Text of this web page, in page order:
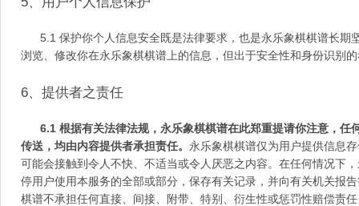
5.1 保护你个人信息安全既是法律要求，也是永乐象棋棋谱长期
浏览、修改你在永乐象棋棋谱上的信息，但出于安全性和身份识别
6、提供者之责任
6.1 根据有关法律法规，永乐象棋棋谱在此郑重提请你注意，
传送，均由内容提供者承担责任。 永乐象棋棋谱仅为用户提供信息
可能会接触到令人不快、不适当或令人厌恶之内容。在任何情况下
停用户使用本服务的全部或部分，保存有关记录，并向有关机关报
棋谱不承担任何直接、间接、附带、特别、衍生性或惩罚性赔偿责